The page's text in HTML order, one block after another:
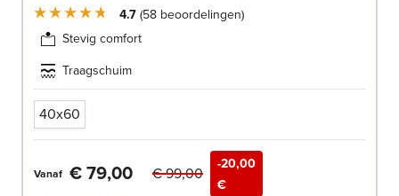
4.7 58 beoordelingen
Stevig comfort
Traagschuim
40x60
Vanaf € 79,00
-20,00
€
€ 99,00